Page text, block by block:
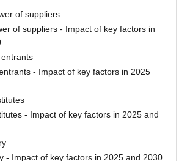
of suppliers
of suppliers - Impact of key factors in
- Impact of key factors in 2025
- Impact of key factors in 2025 and
- Impact of key factors in 2025 and 2030